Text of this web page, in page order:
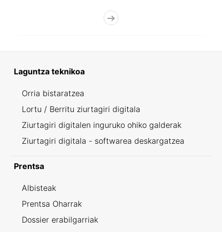
Laguntza teknikoa
Orria bistaratzea
Lortu / Berritu ziurtagiri digitala
Ziurtagiri digitalen inguruko ohiko galderak
Ziurtagiri digitala - softwarea deskargatzea
Prentsa
Albisteak
Prentsa Oharrak
Dossier erabilgarriak